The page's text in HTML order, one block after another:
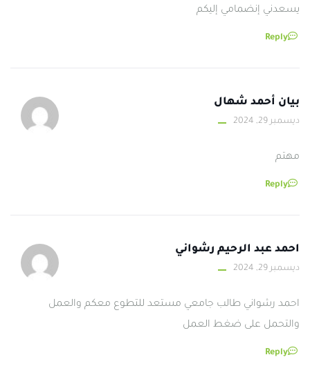
يسعدني إنضمامي إليكم
Reply
بيان أحمد شهال
ديسمبر 29, 2024
مهتم
Reply
احمد عبد الرحيم رشواني
ديسمبر 29, 2024
احمد رشواني طالب جامعي مستعد للتطوع معكم والعمل
والتحمل على ضغط العمل
Reply